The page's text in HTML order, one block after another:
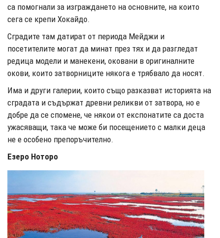
са помогнали за изграждането на основните, на които
сега се крепи Хокайдо.
Сградите там датират от периода Мейджи и
посетителите могат да минат през тях и да разгледат
редица модели и манекени, оковани в оригиналните
окови, които затворниците някога е трябвало да носят.
Има и други галерии, които също разказват историята на
сградата и съдържат древни реликви от затвора, но е
добре да се спомене, че някои от експонатите са доста
ужасяващи, така че може би посещението с малки деца
не е особено препоръчително.
Езеро Ноторо